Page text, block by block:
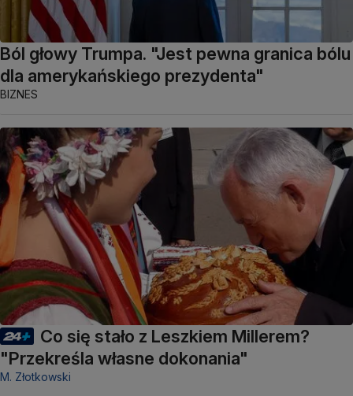
Ból głowy Trumpa. "Jest pewna granica bólu
dla amerykańskiego prezydenta"
BIZNES
Co się stało z Leszkiem Millerem?
"Przekreśla własne dokonania"
M. Złotkowski